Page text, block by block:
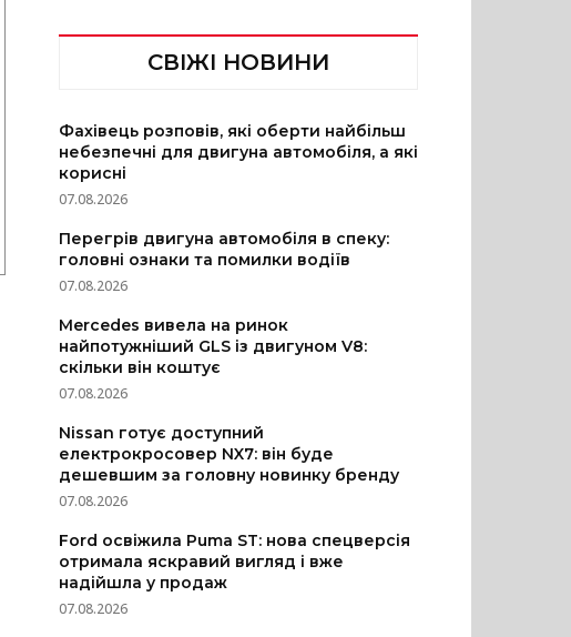
СВІЖІ НОВИНИ
Фахівець розповів, які оберти найбільш
небезпечні для двигуна автомобіля, а які
корисні
07.08.2026
Перегрів двигуна автомобіля в спеку:
головні ознаки та помилки водіїв
07.08.2026
Mercedes вивела на ринок
найпотужніший GLS із двигуном V8:
скільки він коштує
07.08.2026
Nissan готує доступний
електрокросовер NX7: він буде
дешевшим за головну новинку бренду
07.08.2026
Ford освіжила Puma ST: нова спецверсія
отримала яскравий вигляд і вже
надійшла у продаж
07.08.2026